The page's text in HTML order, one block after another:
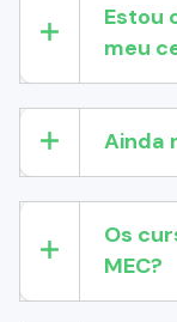
Estou
meu
Ainda
Os
MEC?